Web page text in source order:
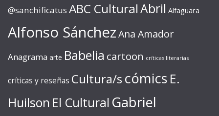
@sanchificatus ABC CulturalAbril Alfaguara
Alfonso SánchezAna Amador
Anagrama arte Babelia cartoon críticas literarias
críticas y reseñas Cultura/s cómics E.
Huilson El Cultural Gabriel